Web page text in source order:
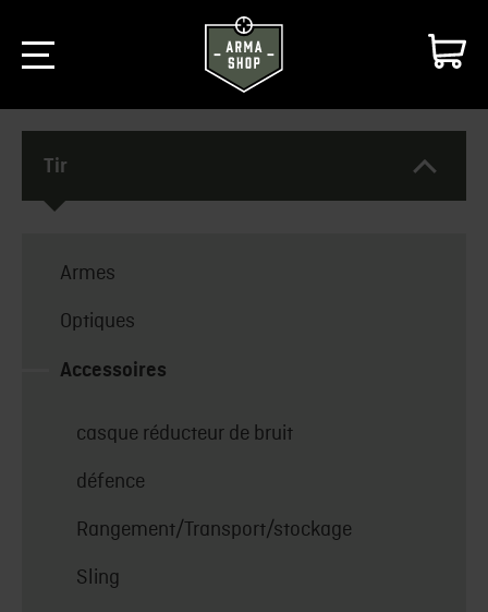
Tir
Armes
Optiques
Accessoires
casque réducteur de bruit
défence
Rangement/Transport/stockage
Sling